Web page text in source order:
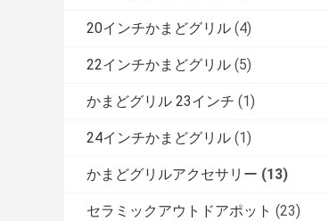
20インチかまどグリル (4)
22インチかまどグリル (5)
かまどグリル 23インチ (1)
24インチかまどグリル (1)
かまどグリルアクセサリー (13)
セラミックアウトドアポット (23)